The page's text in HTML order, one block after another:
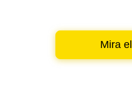
Mira